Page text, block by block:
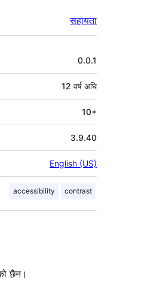
सहायता
0.0.1
12 वर्ष अघि
10+
3.9.40
English (US)
accessibility contrast
छैन।